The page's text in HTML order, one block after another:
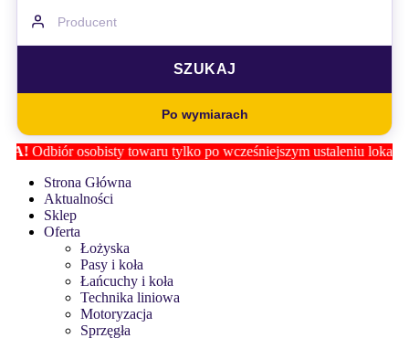
Po wymiarach
Odbiór osobisty towaru tylko po wcześniejszym ustaleniu
Strona Główna
Aktualności
Sklep
Oferta
Łożyska
Pasy i koła
Łańcuchy i koła
Technika liniowa
Motoryzacja
Sprzęgła